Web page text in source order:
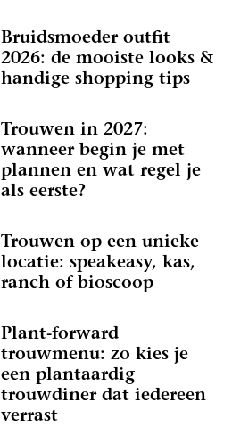
Bruidsmoeder outfit
2026: de mooiste looks &
handige shopping tips
Trouwen in 2027:
wanneer begin je met
plannen en wat regel je
als eerste?
Trouwen op een unieke
locatie: speakeasy, kas,
ranch of bioscoop
Plant-forward
trouwmenu: zo kies je
een plantaardig
trouwdiner dat iedereen
verrast